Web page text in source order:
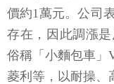
價約1萬元。公司
存在，因此調漲
俗稱「小麵包車」
菱利等，以耐操、